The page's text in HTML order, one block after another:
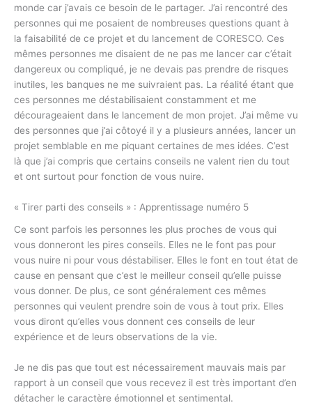
monde car j’avais ce besoin de le partager. J’ai rencontré des
personnes qui me posaient de nombreuses questions quant à
la faisabilité de ce projet et du lancement de CORESCO. Ces
mêmes personnes me disaient de ne pas me lancer car c’était
dangereux ou compliqué, je ne devais pas prendre de risques
inutiles, les banques ne me suivraient pas. La réalité étant que
ces personnes me déstabilisaient constamment et me
décourageaient dans le lancement de mon projet. J’ai même vu
des personnes que j’ai côtoyé il y a plusieurs années, lancer un
projet semblable en me piquant certaines de mes idées. C’est
là que j’ai compris que certains conseils ne valent rien du tout
et ont surtout pour fonction de vous nuire.
« Tirer parti des conseils » : Apprentissage numéro 5
Ce sont parfois les personnes les plus proches de vous qui
vous donneront les pires conseils. Elles ne le font pas pour
vous nuire ni pour vous déstabiliser. Elles le font en tout état de
cause en pensant que c’est le meilleur conseil qu’elle puisse
vous donner. De plus, ce sont généralement ces mêmes
personnes qui veulent prendre soin de vous à tout prix. Elles
vous diront qu’elles vous donnent ces conseils de leur
expérience et de leurs observations de la vie.
Je ne dis pas que tout est nécessairement mauvais mais par
rapport à un conseil que vous recevez il est très important d’en
détacher le caractère émotionnel et sentimental.